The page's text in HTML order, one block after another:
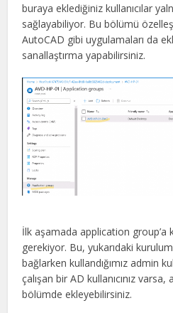
buraya eklediğiniz kullanıcılar
sağlayabiliyor. Bu bölümü
AutoCAD gibi uygulamaları da
sanallaştırma yapabilirsiniz.
İlk aşamada application group’a
gerekiyor. Bu, yukarıdaki
bağlarken kullandığımız admin
çalışan bir AD kullanıcınız varsa,
bölümde ekleyebilirsiniz.